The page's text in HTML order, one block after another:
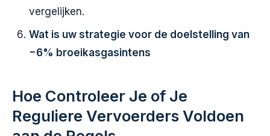
vergelijken.
Wat is uw strategie voor de doelstelling van
−6% broeikasgasintens
Hoe Controleer Je of Je
Reguliere Vervoerders Voldoen